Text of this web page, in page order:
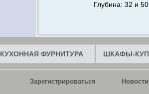
Глубина: 32 и
КУХОННАЯ ФУРНИТУРА ШКАФЫ-
Зарегистрироваться Новости